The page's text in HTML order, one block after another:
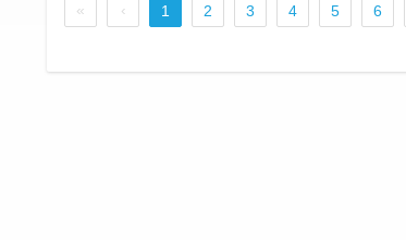
« ‹ 1 2 3 4 5 6